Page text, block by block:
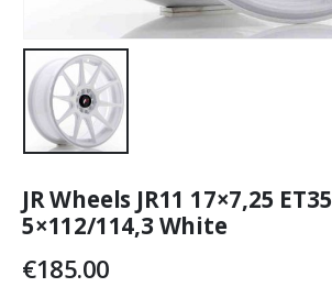
JR Wheels JR11 17×7,25 ET35
5×112/114,3 White
€185.00